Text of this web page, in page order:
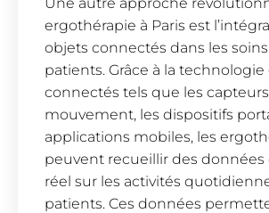
ergothérapie à Paris est
objets connectés dans les
patients. Grâce à la
connectés tels que les
mouvement, les dispositifs
applications mobiles, les
peuvent recueillir des
réel sur les activités
patients. Ces données